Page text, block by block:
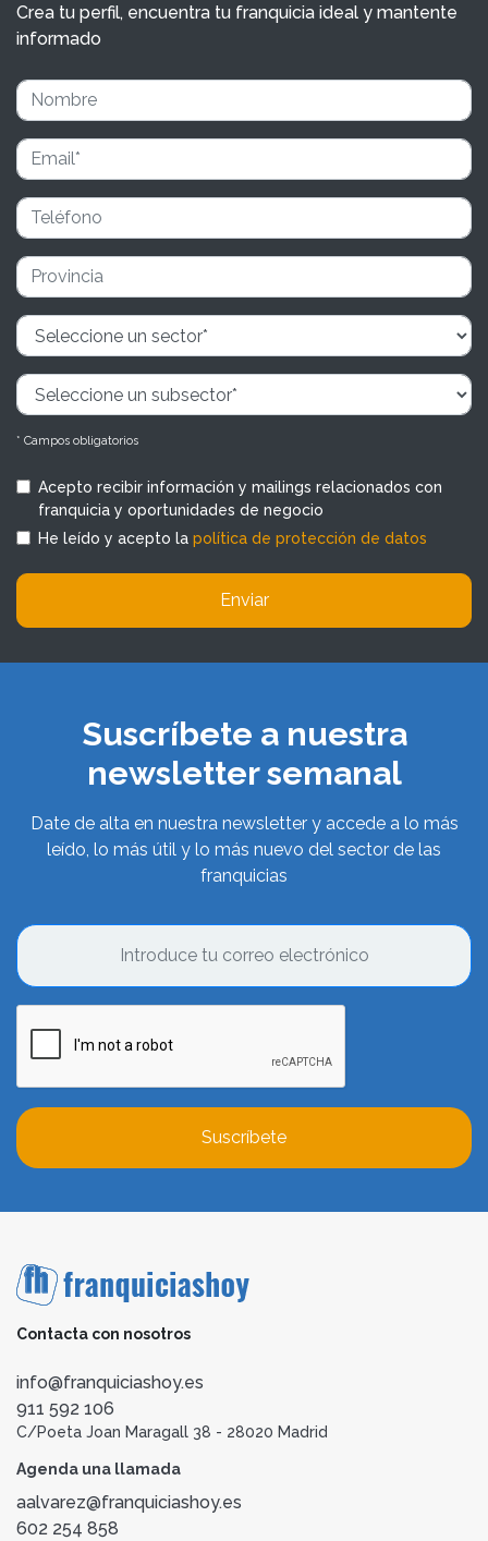
Crea tu perfil, encuentra tu franquicia ideal y mantente
informado
* Campos obligatorios
Acepto recibir información y mailings relacionados con
franquicia y oportunidades de negocio
He leído y acepto la política de protección de datos
Enviar
Suscríbete a nuestra
newsletter semanal
Date de alta en nuestra newsletter y accede a lo más
leído, lo más útil y lo más nuevo del sector de las
franquicias
Suscríbete
Contacta con nosotros
info@franquiciashoy.es
911 592 106
C/Poeta Joan Maragall 38 - 28020 Madrid
Agenda una llamada
aalvarez@franquiciashoy.es
602 254 858